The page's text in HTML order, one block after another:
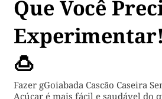
Que Você
🍮
Fazer gGoiabada Cascão Caseira
Açúcar é mais fácil e saudável do